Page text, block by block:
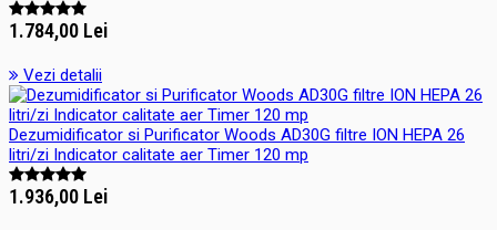
1.784,00 Lei
Vezi detalii
Dezumidificator si Purificator Woods AD30G filtre ION HEPA 26
litri/zi Indicator calitate aer Timer 120 mp
1.936,00 Lei